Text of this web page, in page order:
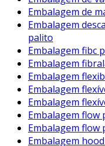
estético e
Essas opções diferem
utilizações, o que
fabricantes e
Aplicações da
De forma ampla, a
aplicações em
frequentemente
Embalagem de
Embalagem
palito
Embalagem fibc
Embalagem
Embalagem
Embalagem
Embalagem
Embalagem flow
Embalagem flow
Embalagem